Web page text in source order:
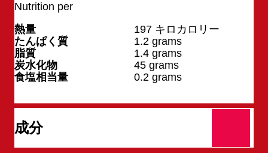
Nutrition per
熱量 197 キロカロリー
たんぱく質
1.2 grams
脂質
1.4 grams
炭水化物
45 grams
食塩相当量
0.2 grams
成分